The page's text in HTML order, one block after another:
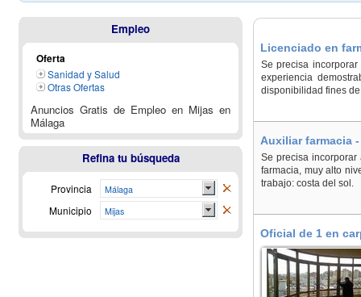
Licenciado en
Se precisa
experiencia
disponibilidad fines
Auxiliar farmacia
Se precisa
farmacia, muy alto
trabajo: costa del sol.
Oficial de 1 en
Empleo
Oferta
Sanidad y Salud
Otras Ofertas
Anuncios Gratis de Empleo en Mijas en
Málaga
Refina tu búsqueda
Provincia Málaga
Municipio Mijas